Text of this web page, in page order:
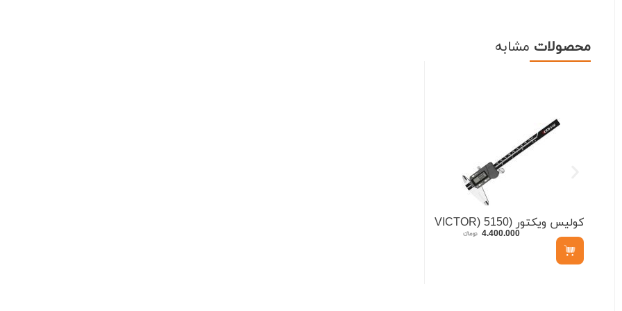
محصولات مشابه
کولیس ویکتور (VICTOR) 5150
4.400.000